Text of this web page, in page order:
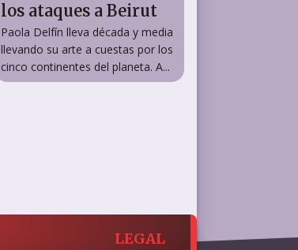
los ataques a Beirut
Paola Delfín lleva década y media
llevando su arte a cuestas por los
cinco continentes del planeta. A...
LEGAL